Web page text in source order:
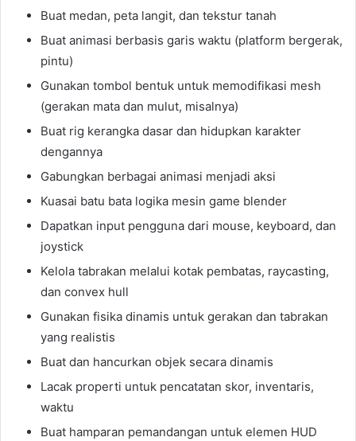
Buat medan, peta langit, dan tekstur tanah
Buat animasi berbasis garis waktu (platform bergerak,
pintu)
Gunakan tombol bentuk untuk memodifikasi mesh
(gerakan mata dan mulut, misalnya)
Buat rig kerangka dasar dan hidupkan karakter
dengannya
Gabungkan berbagai animasi menjadi aksi
Kuasai batu bata logika mesin game blender
Dapatkan input pengguna dari mouse, keyboard, dan
joystick
Kelola tabrakan melalui kotak pembatas, raycasting,
dan convex hull
Gunakan fisika dinamis untuk gerakan dan tabrakan
yang realistis
Buat dan hancurkan objek secara dinamis
Lacak properti untuk pencatatan skor, inventaris,
waktu
Buat hamparan pemandangan untuk elemen HUD